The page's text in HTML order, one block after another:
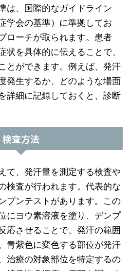
は、国際的なガイドライン
学会の基準）に準拠してお
ローチが取られます。患者
状を具体的に伝えることで、
とができます。例えば、発汗
発生するか、どのような場面
詳細に記録しておくと、診断
検査方法
て、発汗量を測定する検査や
検査が行われます。代表的な
プンテストがあります。この
にヨウ素溶液を塗り、デンプ
応させることで、発汗の範囲
青紫色に変色する部位が発汗
治療の対象部位を特定するの